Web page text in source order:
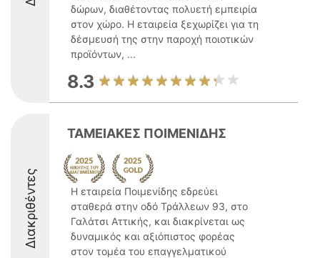
δώρων, διαθέτοντας πολυετή εμπειρία
στον χώρο. Η εταιρεία ξεχωρίζει για τη
δέσμευσή της στην παροχή ποιοτικών
προϊόντων, ...
8.3
Διακριθέντες
ΤΑΜΕΙΑΚΕΣ ΠΟΙΜΕΝΙΔΗΣ
Η εταιρεία Ποιμενίδης εδρεύει
σταθερά στην οδό Τράλλεων 93, στο
Γαλάτσι Αττικής, και διακρίνεται ως
δυναμικός και αξιόπιστος φορέας
στον τομέα του επαγγελματικού